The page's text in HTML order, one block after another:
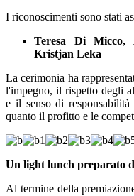
I riconoscimenti sono stati
Teresa Di Micco,
Kristjan Leka
La cerimonia ha
l'impegno, il rispetto degli
e il senso di
quanto il profitto e le
Un light lunch preparato
Al termine della